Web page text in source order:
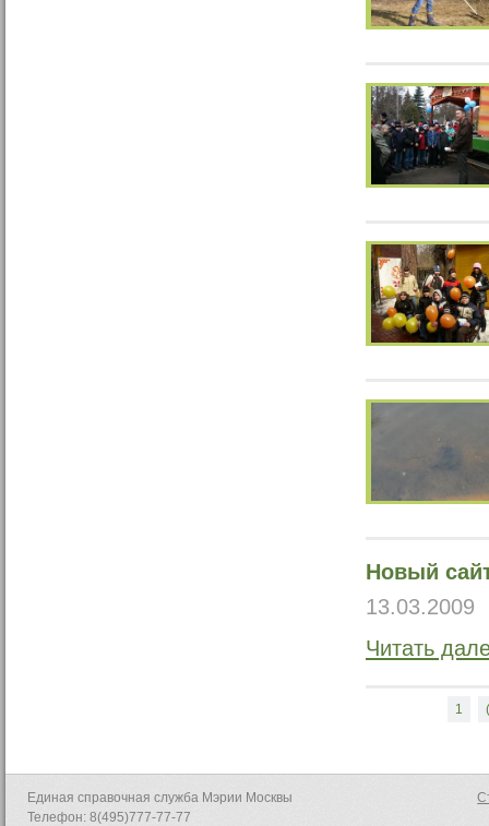
Новый
13.03.2009
Читать
1
Единая справочная служба Мэрии Москвы
Телефон: 8(495)777-77-77